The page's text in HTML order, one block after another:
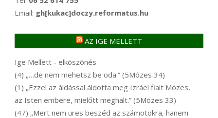
Email: gh[kukac]doczy.reformatus.hu
AZ IGE MELLETT
Ige Mellett - elköszönés
(4) „…de nem mehetsz be oda.” (5Mózes 34)
(1) „Ezzel az áldással áldotta meg Izráel fiait Mózes,
az Isten embere, mielőtt meghalt.” (5Mózes 33)
(47) „Mert nem üres beszéd az számotokra, hanem